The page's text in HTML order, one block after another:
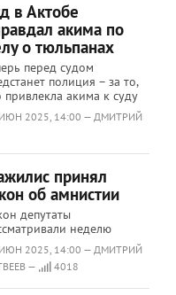
в Актобе
акима по
о тюльпанах
перед судом
полиция – за то,
привлекла акима к суду
2025, 14:00 — ДМИТРИЙ
принял
об амнистии
депутаты
неделю
2025, 14:00 — ДМИТРИЙ
—
4018